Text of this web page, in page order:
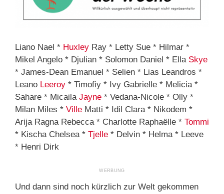
Liano Nael * Huxley Ray * Letty Sue * Hilmar *
Mikel Angelo * Djulian * Solomon Daniel * Ella Skye
* James-Dean Emanuel * Selien * Lias Leandros *
Leano Leeroy * Timofiy * Ivy Gabrielle * Melicia *
Sahare * Micaila Jayne * Vedana-Nicole * Olly *
Milan Miles * Ville Matti * Idil Clara * Nikodem *
Arija Ragna Rebecca * Charlotte Raphaëlle * Tommi
* Kischa Chelsea * Tjelle * Delvin * Helma * Leeve
* Henri Dirk
Und dann sind noch kürzlich zur Welt gekommen